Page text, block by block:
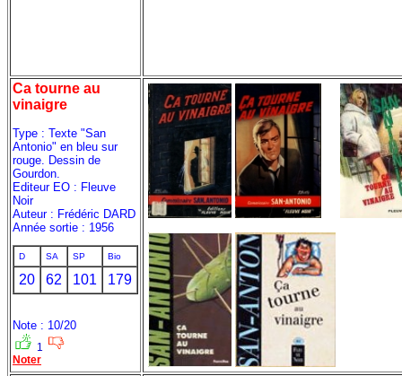
Ca tourne au
vinaigre
Type : Texte "San
Antonio" en bleu sur
rouge. Dessin de
Gourdon.
Editeur EO : Fleuve
Noir
Auteur : Frédéric DARD
Année sortie : 1956
D SA SP Bio
20 62 101 179
Note : 10/20
1
Noter